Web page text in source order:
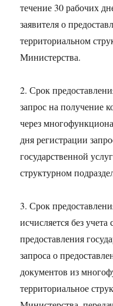
течение 30 рабочих
заявителя о
территориальном
Министерства.
2. Срок
запрос на получение
через
дня регистрации
государственной
структурном
3. Срок
исчисляется без
предоставления
запроса о
документов из
территориальное